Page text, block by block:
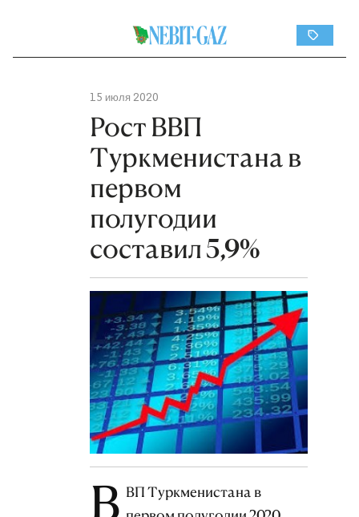
15 июля 2020
Рост ВВП
Туркменистана в
первом
полугодии
составил 5,9%
В ВП Туркменистана в